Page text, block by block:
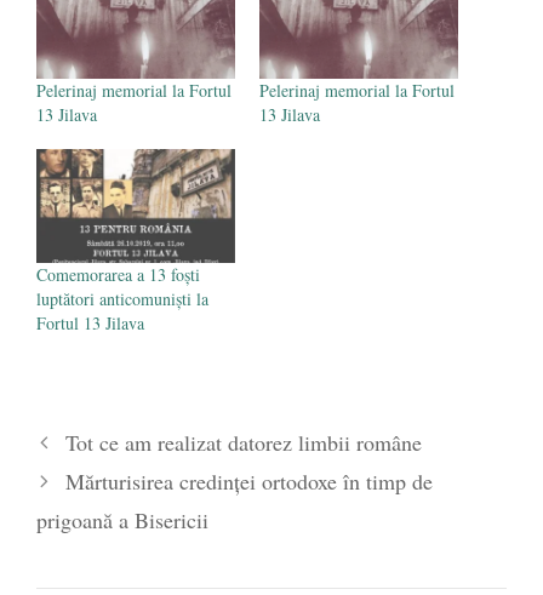
Pelerinaj memorial la Fortul
13 Jilava
Pelerinaj memorial la Fortul
13 Jilava
Comemorarea a 13 foști
luptători anticomuniști la
Fortul 13 Jilava
Tot ce am realizat datorez limbii române
Mărturisirea credinței ortodoxe în timp de
prigoană a Bisericii